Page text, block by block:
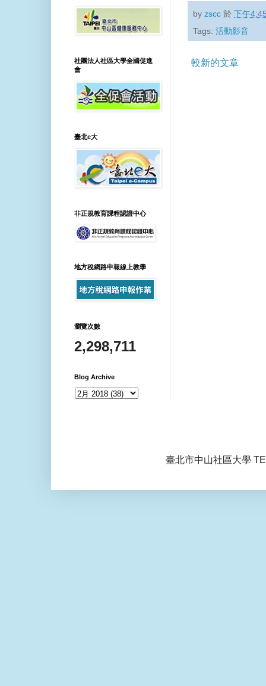
byzscc 於下午
Tags:活動影音
較新的文章
社團法人社區大學全國促進
會
臺北e大
非正規教育課程認證中心
地方稅網路申報線上教學
瀏覽次數
2,298,711
Blog Archive
臺北市中山社區大學